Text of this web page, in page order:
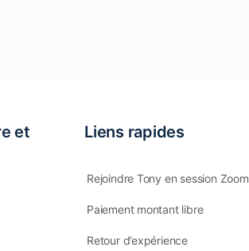
et Liens rapides
Rejoindre Tony en session Zoom
Paiement montant libre
Retour d’expérience